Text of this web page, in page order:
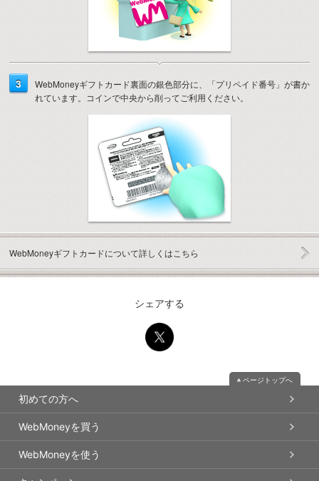
3
WebMoneyギフトカード裏面の銀色部分に、「プリペイド番号」が書か
れています。コインで中央から削ってご利用ください。
WebMoneyギフトカードについて詳しくはこちら
シェアする
ページトップへ
初めての方へ
WebMoneyを買う
WebMoneyを使う